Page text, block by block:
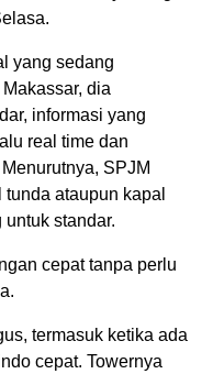
yang sedang
dia
informasi yang
real time dan
SPJM
ataupun kapal
standar.
cepat tanpa perlu
termasuk ketika ada
cepat. Towernya